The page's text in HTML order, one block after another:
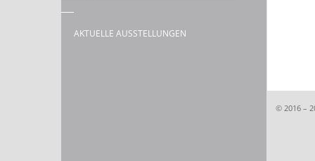
AKTUELLE AUSSTELLUNGEN
© 2016 –